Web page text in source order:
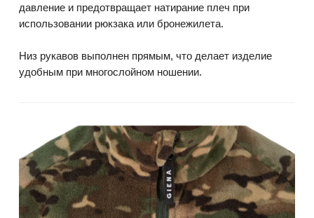
давление и предотвращает натирание плеч при
использовании рюкзака или бронежилета.
Низ рукавов выполнен прямым, что делает изделие
удобным при многослойном ношении.